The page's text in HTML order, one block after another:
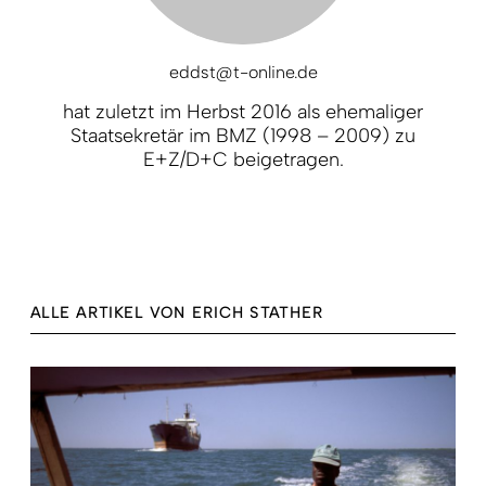
eddst@t-online.de
hat zuletzt im Herbst 2016 als ehemaliger
Staatsekretär im BMZ (1998 – 2009) zu
E+Z/D+C beigetragen.
ALLE ARTIKEL VON ERICH STATHER